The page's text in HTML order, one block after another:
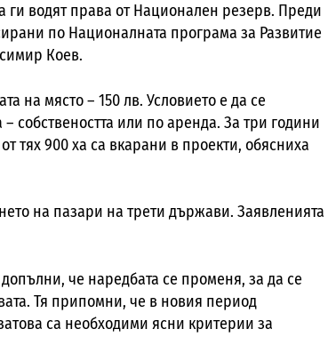
ги водят права от Национален резерв. Преди
по Националната програма за Развитие
Коев.
на място – 150 лв. Условието е да се
собствеността или по аренда. За три години
тях 900 ха са вкарани в проекти, обясниха
на пазари на трети държави. Заявленията
допълни, че наредбата се променя, за да се
Тя припомни, че в новия период
са необходими ясни критерии за